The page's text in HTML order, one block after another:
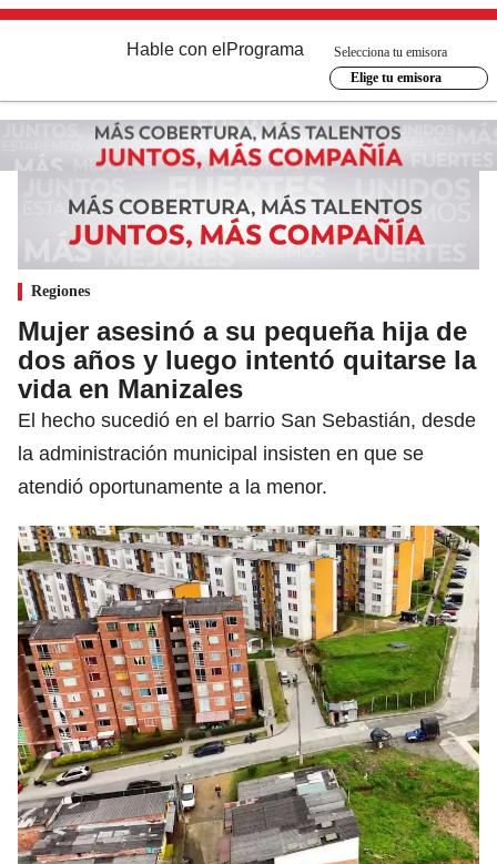
Hable con el Programa
Selecciona tu emisora
Elige tu emisora
Regiones
Mujer asesinó a su pequeña hija de
dos años y luego intentó quitarse la
vida en Manizales
El hecho sucedió en el barrio San Sebastián, desde
la administración municipal insisten en que se
atendió oportunamente a la menor.